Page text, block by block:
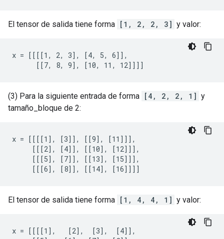
El tensor de salida tiene forma [1, 2, 2, 3] y valor:
x = [[[[1, 2, 3], [4, 5, 6]],
      [[7, 8, 9], [10, 11, 12]]]]
(3) Para la siguiente entrada de forma [4, 2, 2, 1] y
tamaño_bloque de 2:
x = [[[[1], [3]], [[9], [11]]],
     [[[2], [4]], [[10], [12]]],
     [[[5], [7]], [[13], [15]]],
     [[[6], [8]], [[14], [16]]]]
El tensor de salida tiene forma [1, 4, 4, 1] y valor:
x = [[[[1],   [2],  [3],  [4]],